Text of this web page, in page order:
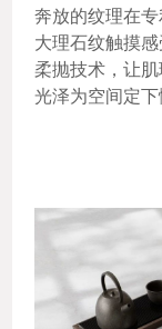
奔放的纹理在
大理石纹触摸
柔抛技术，让
光泽为空间定下